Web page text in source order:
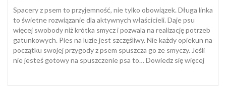
i
kota
jesienią
i
zimą
Spacery z psem to przyjemność, nie tylko obowiązek. Długa linka
to świetne rozwiązanie dla aktywnych właścicieli. Daje psu
więcej swobody niż krótka smycz i pozwala na realizację potrzeb
gatunkowych. Pies na luzie jest szczęśliwy. Nie każdy opiekun na
początku swojej przygody z psem spuszcza go ze smyczy. Jeśli
nie jesteś gotowy na spuszczenie psa to…Dowiedz się więcej: